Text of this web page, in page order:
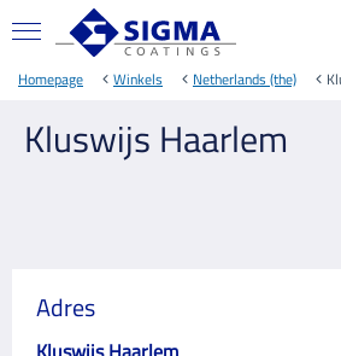
Homepage Winkels Netherlands (the)
Kluswijs Haarlem
Adres